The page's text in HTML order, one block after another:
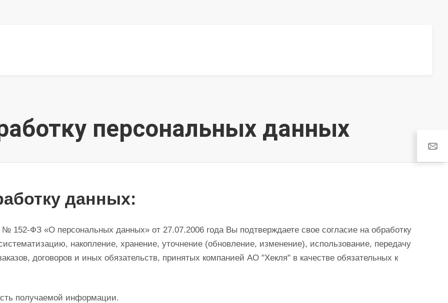
персональных данных
данных:
152-ФЗ «О персональных данных» от 27.07.2006 года Вы подтверждаете свое согласие на обработку
накопление, хранение, уточнение (обновление, изменение), использование, передачу
договоров и иных обязательств, принятых компанией АО "Хекля" в качестве обязательных к
получаемой информации.